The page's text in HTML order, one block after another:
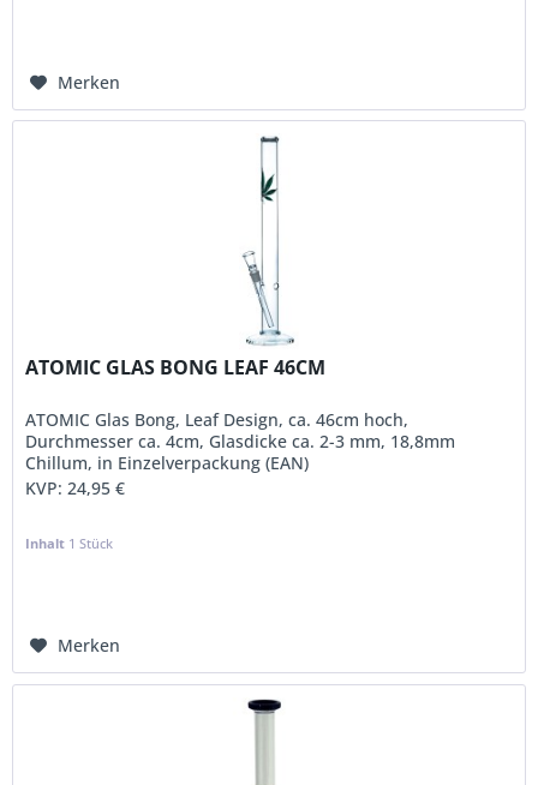
Merken
ATOMIC GLAS BONG LEAF 46CM
ATOMIC Glas Bong, Leaf Design, ca. 46cm hoch,
Durchmesser ca. 4cm, Glasdicke ca. 2-3 mm, 18,8mm
Chillum, in Einzelverpackung (EAN)
KVP: 24,95 €
Inhalt 1 Stück
Merken